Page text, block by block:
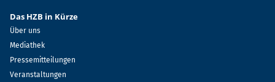
Das HZB in Kürze
Über uns
Mediathek
Pressemitteilungen
Veranstaltungen